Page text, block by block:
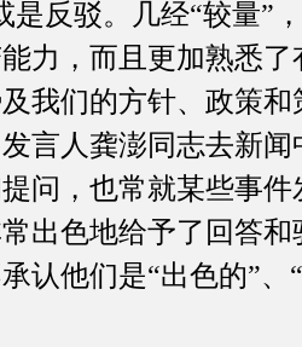
反驳。几经“较量”
力，而且更加熟悉
我们的方针、政策
言人龚澎同志去新
问，也常就某些事
出色地给予了回答
认他们是“出色的”、